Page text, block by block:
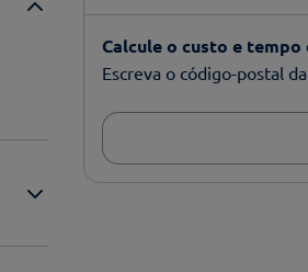
Calcule o custo e tempo
Escreva o código-postal